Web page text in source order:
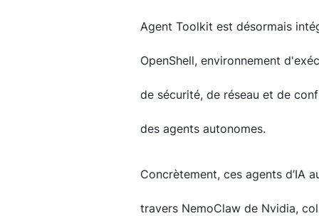
Agent Toolkit est désormais
OpenShell, environnement
de sécurité, de réseau et de
des agents autonomes.
Concrètement, ces agents d’IA
travers NemoClaw de Nvidia,